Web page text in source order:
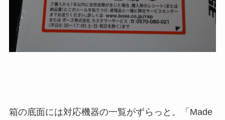
箱の底面には対応機器の一覧がずらっと。「Made